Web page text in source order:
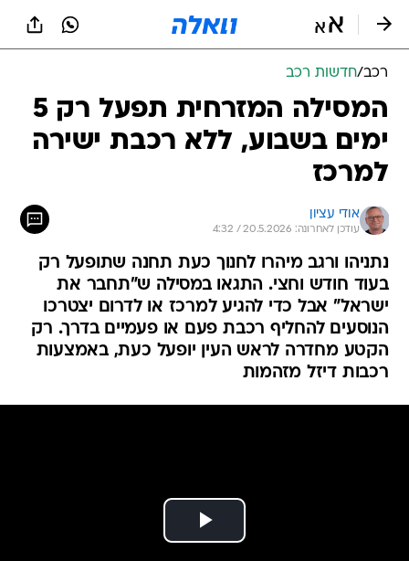
רכב/חדשות רכב
המסילה המזרחית תפעל רק 5
ימים בשבוע, ללא רכבת ישירה
למרכז
אודי עציון
עודכן לאחרונה: 20.5.2026 / 4:32
נתניהו ורגב מיהרו לחנוך כעת תחנה שתופעל רק
בעוד חודש וחצי. התגאו במסילה ש"תחבר את
ישראל" אבל כדי להגיע למרכז או לדרום יצטרכו
הנוסעים להחליף רכבת פעם או פעמיים בדרך. רק
הקטע מחדרה לראש העין יופעל כעת, באמצעות
רכבות דיזל מזהמות